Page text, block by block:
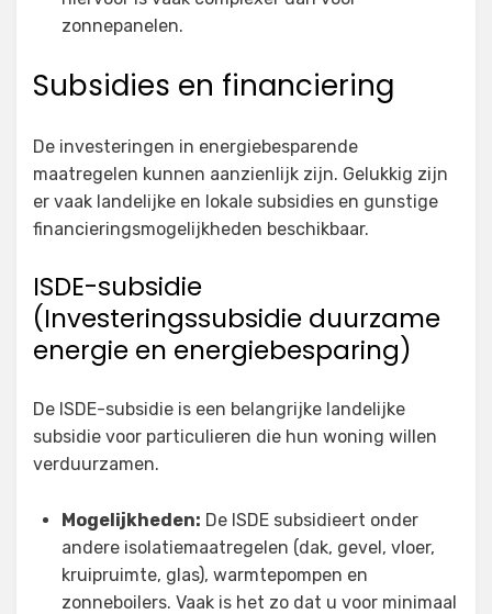
zonnepanelen.
Subsidies en financiering
De investeringen in energiebesparende
maatregelen kunnen aanzienlijk zijn. Gelukkig zijn
er vaak landelijke en lokale subsidies en gunstige
financieringsmogelijkheden beschikbaar.
ISDE-subsidie
(Investeringssubsidie duurzame
energie en energiebesparing)
De ISDE-subsidie is een belangrijke landelijke
subsidie voor particulieren die hun woning willen
verduurzamen.
Mogelijkheden: De ISDE subsidieert onder
andere isolatiemaatregelen (dak, gevel, vloer,
kruipruimte, glas), warmtepompen en
zonneboilers. Vaak is het zo dat u voor minimaal